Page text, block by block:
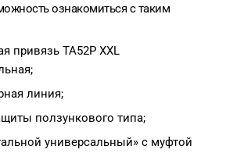
ознакомиться с таким
привязь ТА52Р XXL
линия;
ползункового типа;
универсальный» с муфтой